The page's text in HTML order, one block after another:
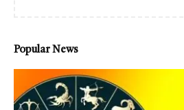
Popular News